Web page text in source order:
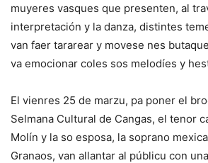
muyeres vasques que presenten, al
interpretación y la danza, distintes
van faer tararear y movese nes
va emocionar coles sos melodíes y
El vienres 25 de marzu, pa poner el
Selmana Cultural de Cangas, el tenor
Molín y la so esposa, la soprano
Granaos, van allantar al públicu con